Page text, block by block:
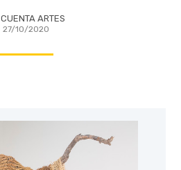
CUENTA ARTES
27/10/2020